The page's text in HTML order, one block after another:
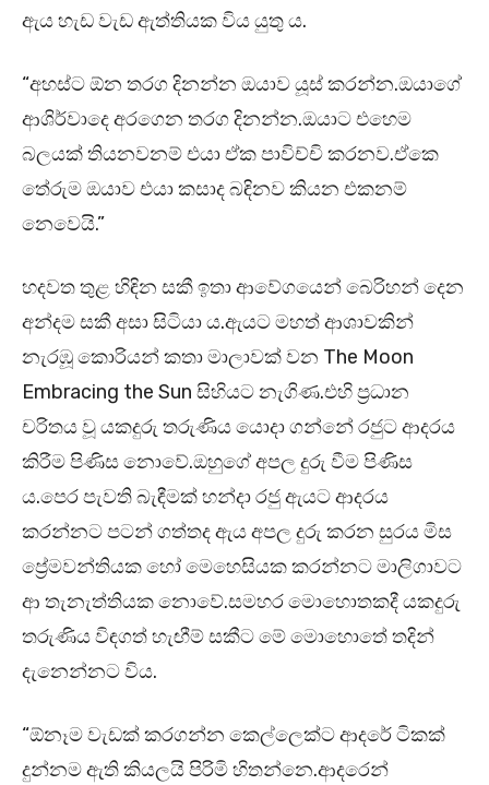
ඇය හැඩ වැඩ ඇත්තියක විය යුතු ය.
“අහස්ට ඕන තරග දිනන්න ඔයාව යූස් කරන්න.ඔයාගේ
ආශිර්වාදෙ අරගෙන තරග දිනන්න.ඔයාට එහෙම
බලයක් තියනවනම් එයා ඒක පාවිච්චි කරනව.ඒකෙ
තේරුම ඔයාව එයා කසාද බඳිනව කියන එකනම්
නෙවෙයි.”
හදවත තුළ හිඳින සකී ඉතා ආවේගයෙන් බෙරිහන් දෙන
අන්දම සකී අසා සිටියා ය.ඇයට මහත් ආශාවකින්
නැරඹූ කොරියන් කතා මාලාවක් වන The Moon
Embracing the Sun සිහියට නැගිණ.එහි ප්‍රධාන
චරිතය වූ යකදුරු තරුණිය යොදා ගන්නේ රජුට ආදරය
කිරීම පිණිස නොවේ.ඔහුගේ අපල දුරු වීම පිණිස
ය.පෙර පැවති බැඳීමක් හන්දා රජු ඇයට ආදරය
කරන්නට පටන් ගත්තද ඇය අපල දුරු කරන සුරය මිස
ප්‍රේමවන්තියක හෝ මෙහෙසියක කරන්නට මාලිගාවට
ආ තැනැත්තියක නොවේ.සමහර මොහොතකදී යකදුරු
තරුණිය විඳගත් හැඟීම් සකීට මේ මොහොතේ තදින්
දැනෙන්නට විය.
“ඕනෑම වැඩක් කරගන්න කෙල්ලෙක්ට ආදරේ ටිකක්
දුන්නම ඇති කියලයි පිරිමි හිතන්නෙ.ආදරෙන්